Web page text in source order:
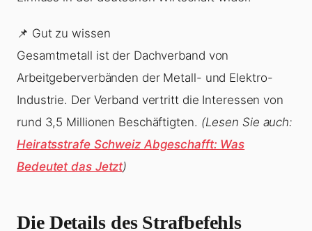
📌 Gut zu wissen
Gesamtmetall ist der Dachverband von
Arbeitgeberverbänden der Metall- und Elektro-
Industrie. Der Verband vertritt die Interessen von
rund 3,5 Millionen Beschäftigten. (Lesen Sie auch:
Heiratsstrafe Schweiz Abgeschafft: Was
Bedeutet das Jetzt)
Die Details des Strafbefehls